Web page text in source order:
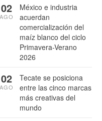
México e industria
acuerdan
comercialización del
maíz blanco del ciclo
Primavera-Verano
2026
02
AGO
Tecate se posiciona
entre las cinco marcas
más creativas del
mundo
02
AGO